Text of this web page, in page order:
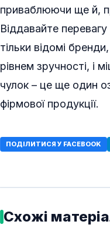
приваблюючи ще й,
Віддавайте
тільки відомі
рівнем зручності, і
чулок – це ще один
фірмової продукції.
ПОДІЛИТИСЯ У FACEBOOK
Схожі